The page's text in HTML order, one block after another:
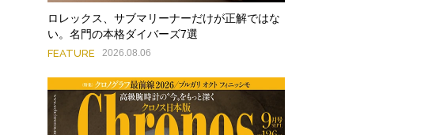
ロレックス、サブマリーナーだけが正解ではな
い。名門の本格ダイバーズ7選
FEATURE 2026.08.06